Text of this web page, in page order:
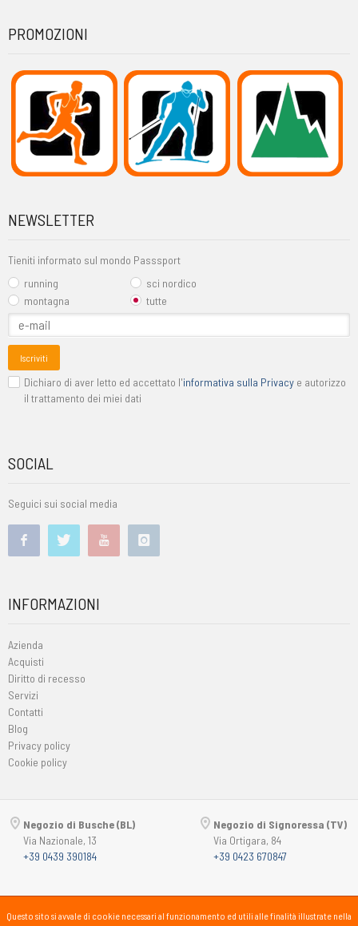
PROMOZIONI
NEWSLETTER
Tieniti informato sul mondo Passsport
running
sci nordico
montagna
tutte
Iscriviti
Dichiaro di aver letto ed accettato l'informativa sulla Privacy e autorizzo
il trattamento dei miei dati
SOCIAL
Seguici sui social media
INFORMAZIONI
Azienda
Acquisti
Diritto di recesso
Servizi
Contatti
Blog
Privacy policy
Cookie policy
Negozio di Busche (BL)
Via Nazionale, 13
+39 0439 390184
Negozio di Signoressa (TV)
Via Ortigara, 84
+39 0423 670847
Questo sito si avvale di cookie necessari al funzionamento ed utili alle finalità illustrate nella